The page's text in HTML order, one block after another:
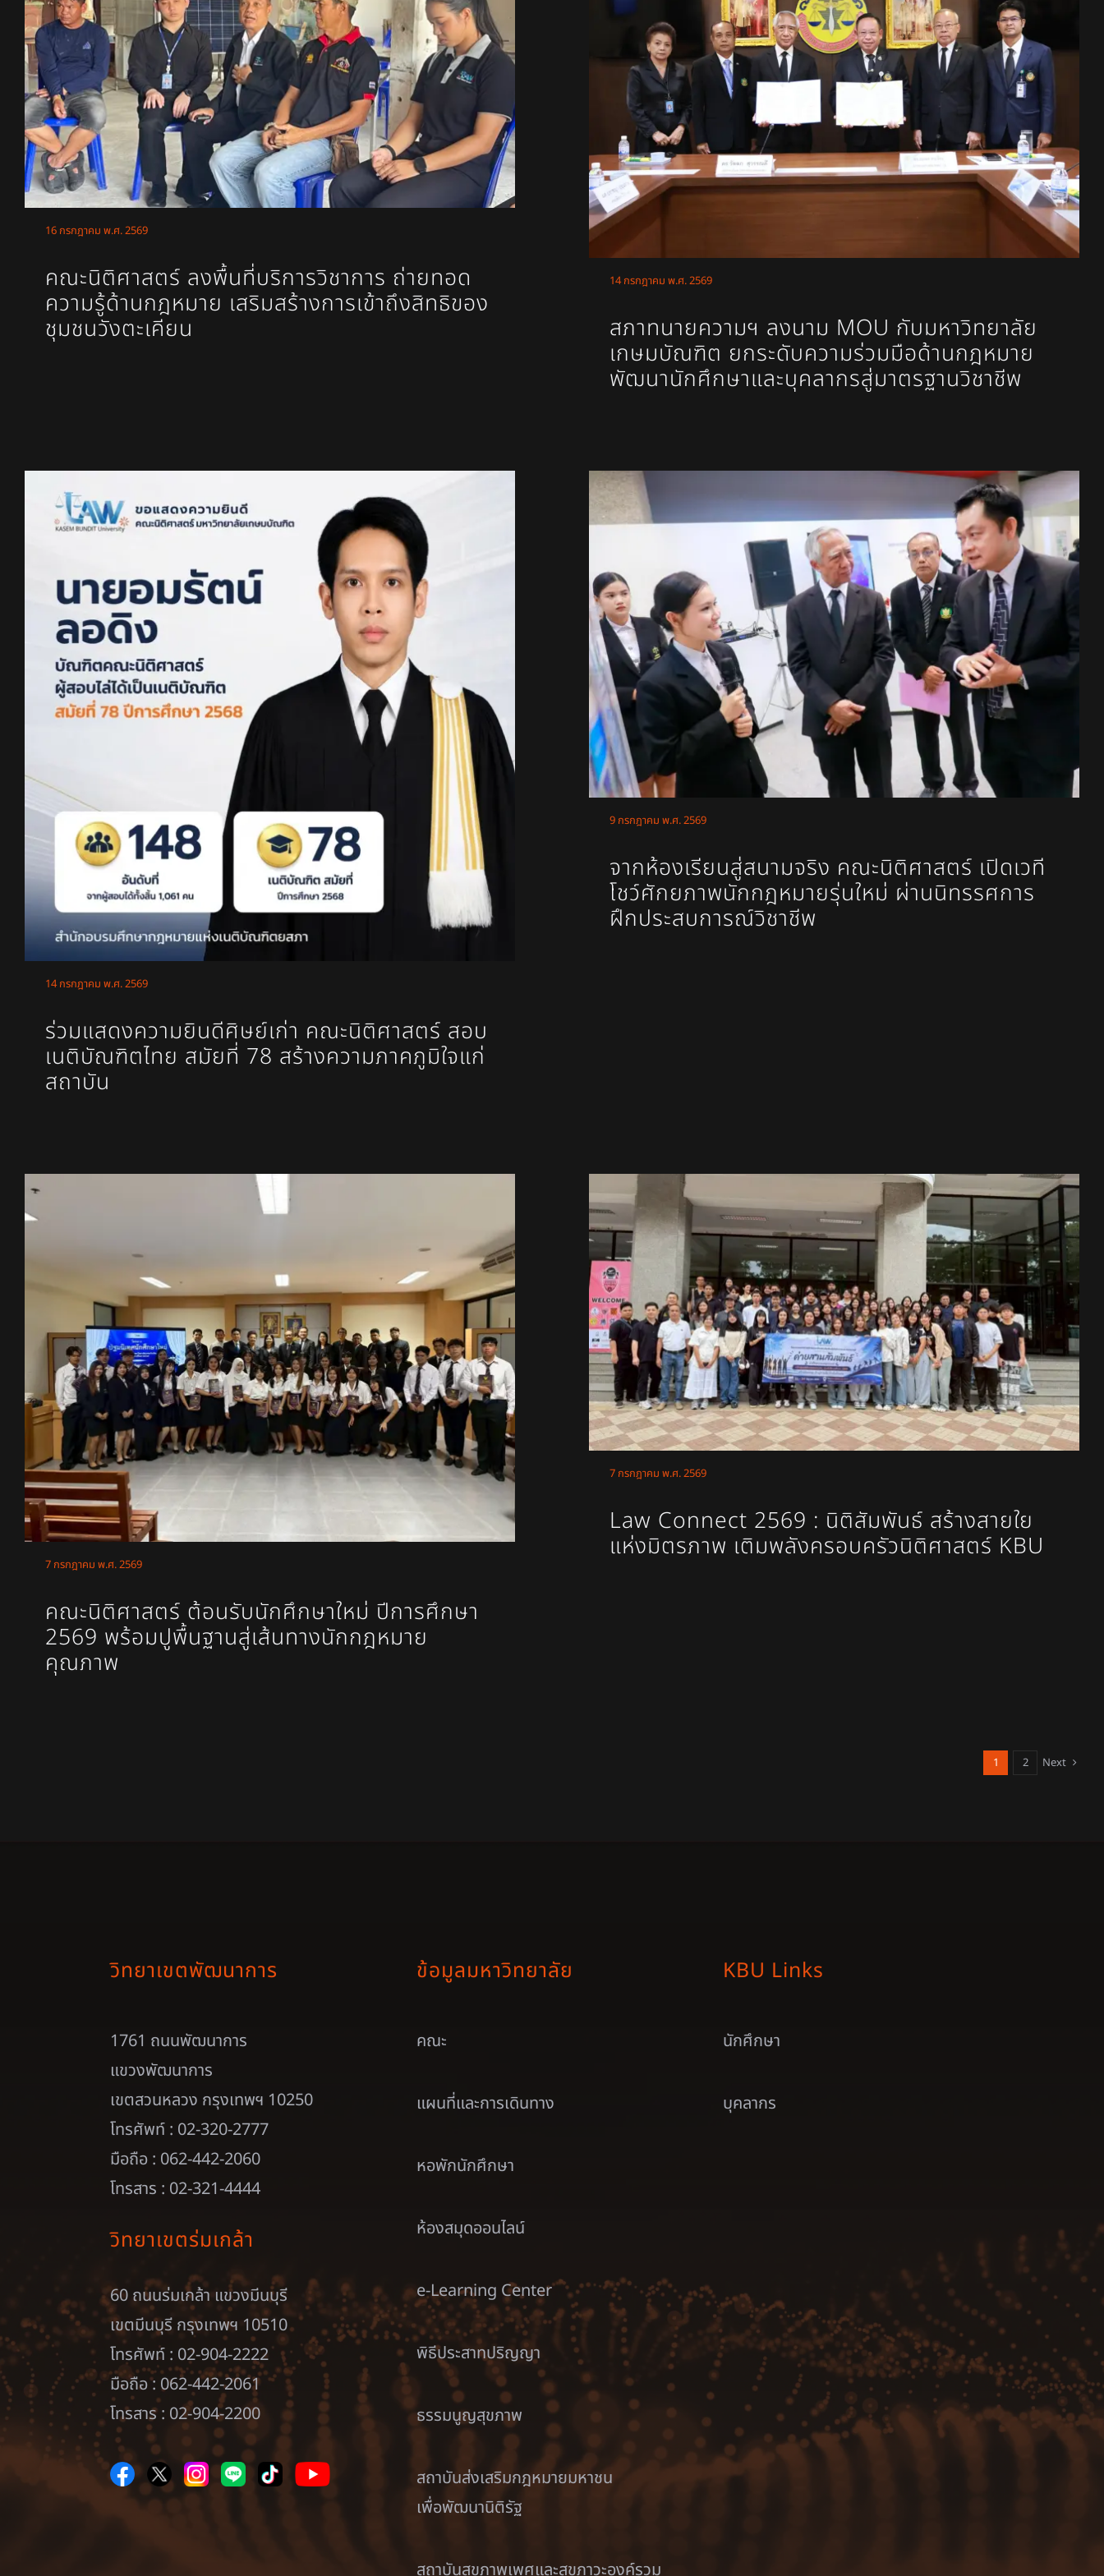
16 กรกฎาคม พ.ศ. 2569
คณะนิติศาสตร์ ลงพื้นที่บริการวิชาการ ถ่ายทอด
ความรู้ด้านกฎหมาย เสริมสร้างการเข้าถึงสิทธิของ
ชุมชนวังตะเคียน
14 กรกฎาคม พ.ศ. 2569
สภาทนายความฯ ลงนาม MOU กับมหาวิทยาลัย
เกษมบัณฑิต ยกระดับความร่วมมือด้านกฎหมาย
พัฒนานักศึกษาและบุคลากรสู่มาตรฐานวิชาชีพ
14 กรกฎาคม พ.ศ. 2569
ร่วมแสดงความยินดีศิษย์เก่า คณะนิติศาสตร์ สอบ
เนติบัณฑิตไทย สมัยที่ 78 สร้างความภาคภูมิใจแก่
สถาบัน
9 กรกฎาคม พ.ศ. 2569
จากห้องเรียนสู่สนามจริง คณะนิติศาสตร์ เปิดเวที
โชว์ศักยภาพนักกฎหมายรุ่นใหม่ ผ่านนิทรรศการ
ฝึกประสบการณ์วิชาชีพ
7 กรกฎาคม พ.ศ. 2569
คณะนิติศาสตร์ ต้อนรับนักศึกษาใหม่ ปีการศึกษา
2569 พร้อมปูพื้นฐานสู่เส้นทางนักกฎหมาย
คุณภาพ
7 กรกฎาคม พ.ศ. 2569
Law Connect 2569 : นิติสัมพันธ์ สร้างสายใย
แห่งมิตรภาพ เติมพลังครอบครัวนิติศาสตร์ KBU
1 2 Next
วิทยาเขตพัฒนาการ
1761 ถนนพัฒนาการ
แขวงพัฒนาการ
เขตสวนหลวง กรุงเทพฯ 10250
โทรศัพท์ : 02-320-2777
มือถือ : 062-442-2060
โทรสาร : 02-321-4444
วิทยาเขตร่มเกล้า
60 ถนนร่มเกล้า แขวงมีนบุรี
เขตมีนบุรี กรุงเทพฯ 10510
โทรศัพท์ : 02-904-2222
มือถือ : 062-442-2061
โทรสาร : 02-904-2200
ข้อมูลมหาวิทยาลัย
คณะ
แผนที่และการเดินทาง
หอพักนักศึกษา
ห้องสมุดออนไลน์
e-Learning Center
พิธีประสาทปริญญา
ธรรมนูญสุขภาพ
สถาบันส่งเสริมกฎหมายมหาชน
เพื่อพัฒนานิติรัฐ
สถาบันสุขภาพเพศและสุขภาวะองค์รวม
KBU Links
นักศึกษา
บุคลากร